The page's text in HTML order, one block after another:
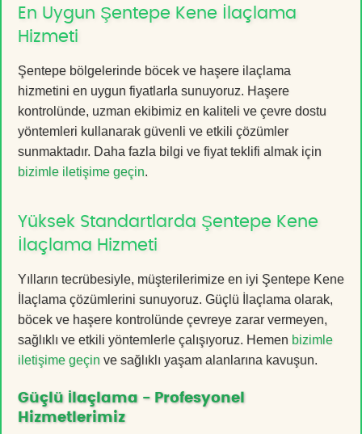
En Uygun Şentepe Kene İlaçlama
Hizmeti
Şentepe bölgelerinde böcek ve haşere ilaçlama
hizmetini en uygun fiyatlarla sunuyoruz. Haşere
kontrolünde, uzman ekibimiz en kaliteli ve çevre dostu
yöntemleri kullanarak güvenli ve etkili çözümler
sunmaktadır. Daha fazla bilgi ve fiyat teklifi almak için
bizimle iletişime geçin.
Yüksek Standartlarda Şentepe Kene
İlaçlama Hizmeti
Yılların tecrübesiyle, müşterilerimize en iyi Şentepe Kene
İlaçlama çözümlerini sunuyoruz. Güçlü İlaçlama olarak,
böcek ve haşere kontrolünde çevreye zarar vermeyen,
sağlıklı ve etkili yöntemlerle çalışıyoruz. Hemen bizimle
iletişime geçin ve sağlıklı yaşam alanlarına kavuşun.
Güçlü İlaçlama - Profesyonel
Hizmetlerimiz